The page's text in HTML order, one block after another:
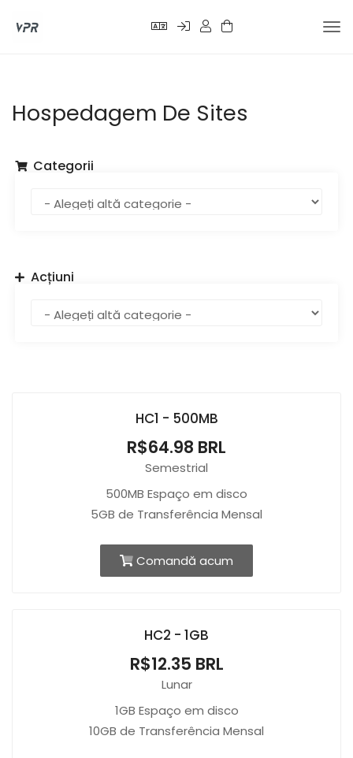
Hospedagem De Sites
Categorii
Acțiuni
HC1 - 500MB
R$64.98 BRL
Semestrial
500MB Espaço em disco
5GB de Transferência Mensal
Comandă acum
HC2 - 1GB
R$12.35 BRL
Lunar
1GB Espaço em disco
10GB de Transferência Mensal